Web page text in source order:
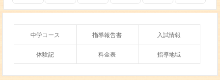
中学コース 指導報告書 入試情報
体験記 料金表 指導地域